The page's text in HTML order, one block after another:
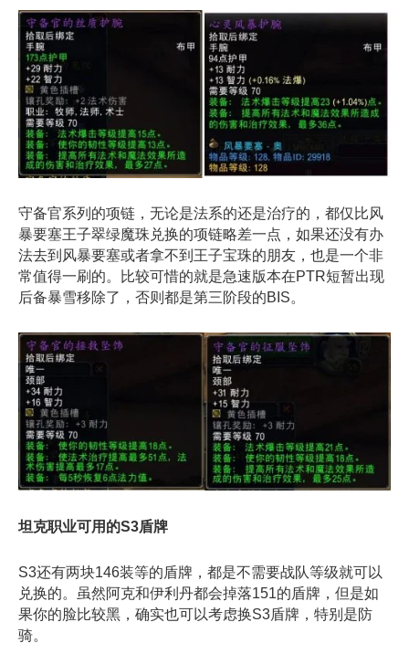
守备官系列的项链，无论是法系的还是治疗的，都仅比风
暴要塞王子翠绿魔珠兑换的项链略差一点，如果还没有办
法去到风暴要塞或者拿不到王子宝珠的朋友，也是一个非
常值得一刷的。比较可惜的就是急速版本在PTR短暂出现
后备暴雪移除了，否则都是第三阶段的BIS。
坦克职业可用的S3盾牌
S3还有两块146装等的盾牌，都是不需要战队等级就可以
兑换的。虽然阿克和伊利丹都会掉落151的盾牌，但是如
果你的脸比较黑，确实也可以考虑换S3盾牌，特别是防
骑。